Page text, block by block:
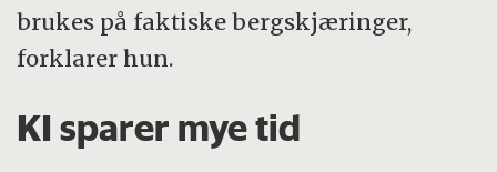
brukes på faktiske bergskjæringer,
forklarer hun.
KI sparer mye tid